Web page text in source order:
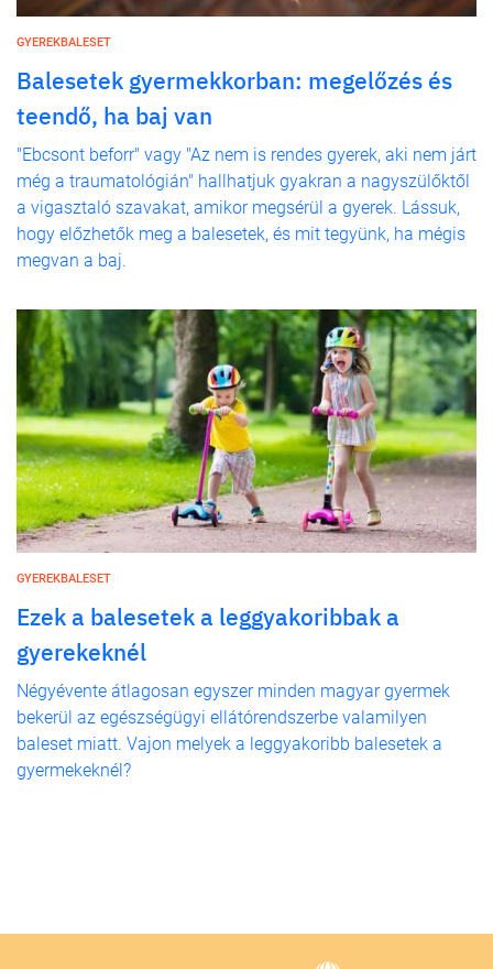
GYEREKBALESET
Balesetek gyermekkorban: megelőzés és
teendő, ha baj van
"Ebcsont beforr" vagy "Az nem is rendes gyerek, aki nem járt
még a traumatológián" hallhatjuk gyakran a nagyszülőktől
a vigasztaló szavakat, amikor megsérül a gyerek. Lássuk,
hogy előzhetők meg a balesetek, és mit tegyünk, ha mégis
megvan a baj.
GYEREKBALESET
Ezek a balesetek a leggyakoribbak a
gyerekeknél
Négyévente átlagosan egyszer minden magyar gyermek
bekerül az egészségügyi ellátórendszerbe valamilyen
baleset miatt. Vajon melyek a leggyakoribb balesetek a
gyermekeknél?